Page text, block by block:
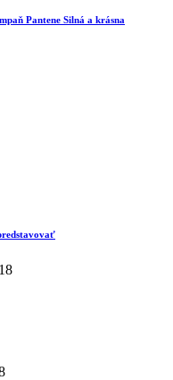
Pantene Silná a krásna